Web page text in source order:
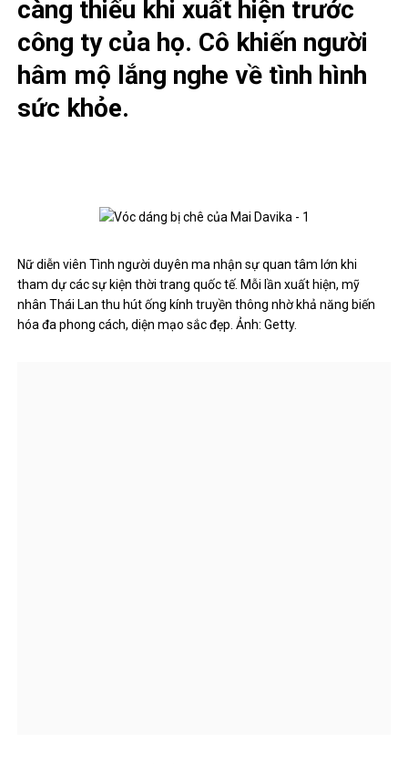
càng thiếu khi xuất hiện trước
công ty của họ. Cô khiến người
hâm mộ lắng nghe về tình hình
sức khỏe.
Nữ diễn viên Tình người duyên ma nhận sự quan tâm lớn khi
tham dự các sự kiện thời trang quốc tế. Mỗi lần xuất hiện, mỹ
nhân Thái Lan thu hút ống kính truyền thông nhờ khả năng biến
hóa đa phong cách, diện mạo sắc đẹp. Ảnh: Getty.